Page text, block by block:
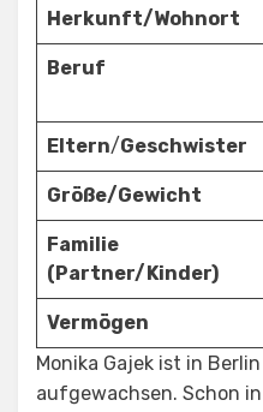
Herkunft/Wohnort
Beruf
Eltern/Geschwister
Größe/Gewicht
Familie
(Partner/Kinder)
Vermögen
Monika Gajek ist in
aufgewachsen. Schon